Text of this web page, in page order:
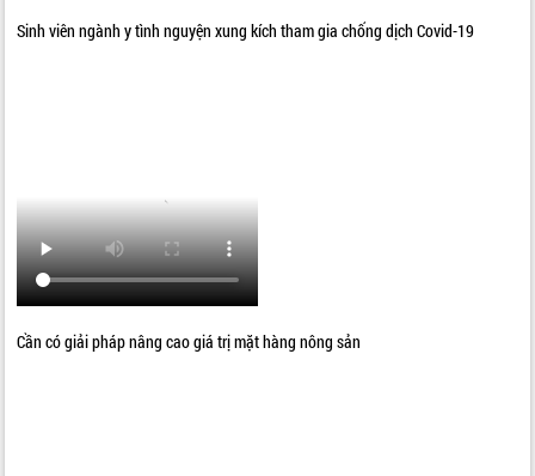
Sinh viên ngành y tình nguyện xung kích tham gia chống dịch Covid-19
Cần có giải pháp nâng cao giá trị mặt hàng nông sản